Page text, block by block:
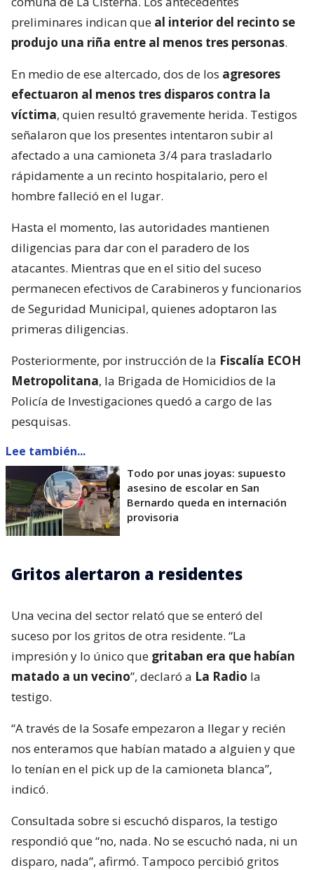
preliminares indican que al interior del recinto se
produjo una riña entre al menos tres personas.
En medio de ese altercado, dos de los agresores
efectuaron al menos tres disparos contra la
víctima, quien resultó gravemente herida. Testigos
señalaron que los presentes intentaron subir al
afectado a una camioneta 3/4 para trasladarlo
rápidamente a un recinto hospitalario, pero el
hombre falleció en el lugar.
Hasta el momento, las autoridades mantienen
diligencias para dar con el paradero de los
atacantes. Mientras que en el sitio del suceso
permanecen efectivos de Carabineros y funcionarios
de Seguridad Municipal, quienes adoptaron las
primeras diligencias.
Posteriormente, por instrucción de la Fiscalía ECOH
Metropolitana, la Brigada de Homicidios de la
Policía de Investigaciones quedó a cargo de las
pesquisas.
Lee también...
Todo por unas joyas: supuesto
asesino de escolar en San
Bernardo queda en internación
provisoria
Gritos alertaron a residentes
Una vecina del sector relató que se enteró del
suceso por los gritos de otra residente. “La
impresión y lo único que gritaban era que habían
matado a un vecino”, declaró a La Radio la
testigo.
“A través de la Sosafe empezaron a llegar y recién
nos enteramos que habían matado a alguien y que
lo tenían en el pick up de la camioneta blanca”,
indicó.
Consultada sobre si escuchó disparos, la testigo
respondió que “no, nada. No se escuchó nada, ni un
disparo, nada”, afirmó. Tampoco percibió gritos